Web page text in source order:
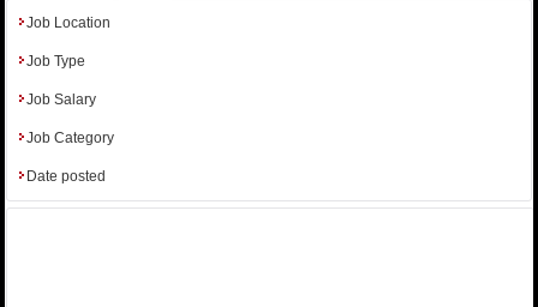
Job Location
Job Type
Job Salary
Job Category
Date posted